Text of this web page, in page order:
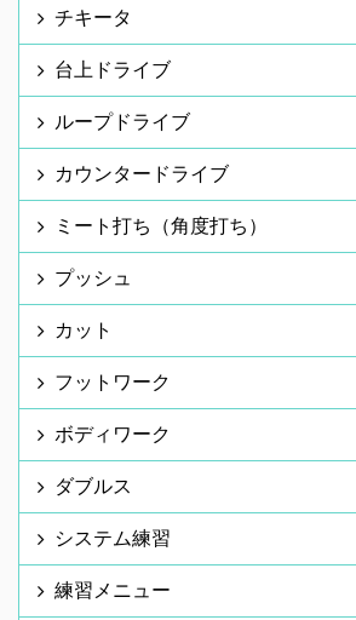
チキータ
台上ドライブ
ループドライブ
カウンタードライブ
ミート打ち（角度打ち）
プッシュ
カット
フットワーク
ボディワーク
ダブルス
システム練習
練習メニュー